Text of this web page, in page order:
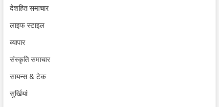
देशहित समाचार
लाइफ स्टाइल
व्यापार
संस्कृति समाचार
सायन्स & टेक
सुर्खियां